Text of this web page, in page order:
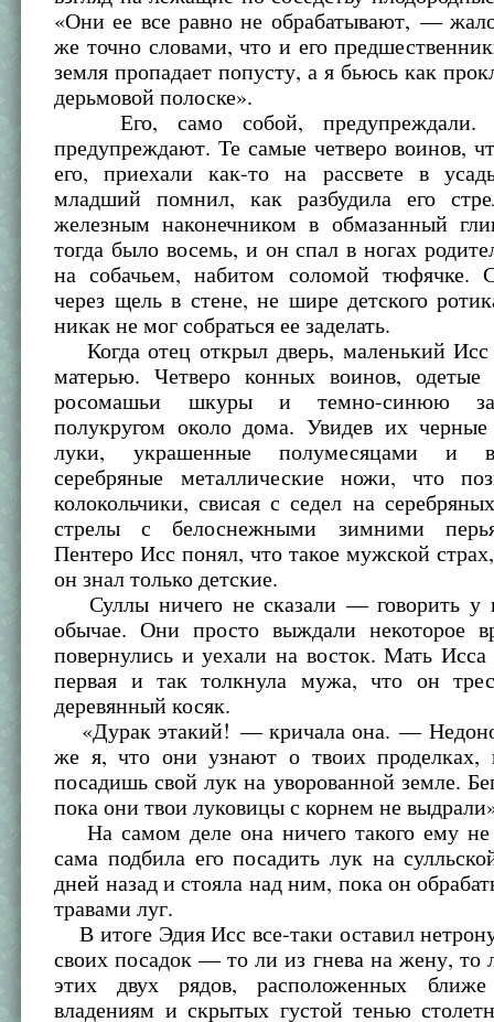
«Они ее все равно не обрабатывают, —
же точно словами, что и его
земля пропадает попусту, а я бьюсь как
дерьмовой полоске».
Его, само собой, предупреждали.
предупреждают. Те самые четверо воинов,
его, приехали как-то на рассвете в
младший помнил, как разбудила его
железным наконечником в обмазанный
тогда было восемь, и он спал в ногах
на собачьем, набитом соломой тюфячке.
через щель в стене, не шире детского
никак не мог собраться ее заделать.
Когда отец открыл дверь, маленький Исс
матерью. Четверо конных воинов,
росомашьи шкуры и темно-синюю
полукругом около дома. Увидев их черные
луки, украшенные полумесяцами и
серебряные металлические ножи, что
колокольчики, свисая с седел на
стрелы с белоснежными зимними
Пентеро Исс понял, что такое мужской
он знал только детские.
Суллы ничего не сказали — говорить у
обычае. Они просто выждали некоторое
повернулись и уехали на восток. Мать
первая и так толкнула мужа, что он
деревянный косяк.
«Дурак этакий! — кричала она. —
же я, что они узнают о твоих проделках,
посадишь свой лук на уворованной земле.
пока они твои луковицы с корнем не
На самом деле она ничего такого ему не
сама подбила его посадить лук на
дней назад и стояла над ним, пока он
травами луг.
В итоге Эдия Исс все-таки оставил
своих посадок — то ли из гнева на жену, то
этих двух рядов, расположенных
владениям и скрытых густой тенью